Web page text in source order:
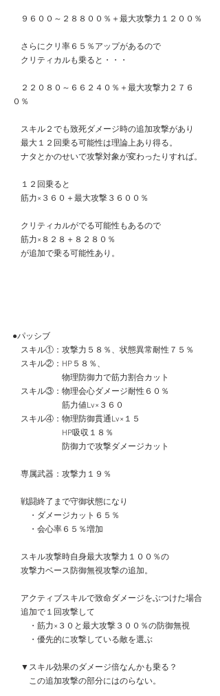
９６００～２８８００％＋最大攻撃力１２００％
さらにクリ率６５％アップがあるので
クリティカルも乗ると・・・
２２０８０～６６２４０％＋最大攻撃力２７６
０％
スキル２でも致死ダメージ時の追加攻撃があり
最大１２回乗る可能性は理論上あり得る。
ナタとかのせいで攻撃対象が変わったりすれば。
１２回乗ると
筋力×３６０＋最大攻撃３６００％
クリティカルがでる可能性もあるので
筋力×８２８＋８２８０％
が追加で乗る可能性あり。
●パッシブ
スキル①：攻撃力５８％、状態異常耐性７５％
スキル②：HP５８％、
物理防御力で筋力割合カット
スキル③：物理会心ダメージ耐性６０％
筋力値Lv×３６０
スキル④：物理防御貫通Lv×１５
HP吸収１８％
防御力で攻撃ダメージカット
専属武器：攻撃力１９％
戦闘終了まで守御状態になり
・ダメージカット６５％
・会心率６５％増加
スキル攻撃時自身最大攻撃力１００％の
攻撃力ベース防御無視攻撃の追加。
アクティブスキルで致命ダメージをぶつけた場合
追加で１回攻撃して
・筋力×３０と最大攻撃３００％の防御無視
・優先的に攻撃している敵を選ぶ
▼スキル効果のダメージ倍なんかも乗る？
この追加攻撃の部分にはのらない。